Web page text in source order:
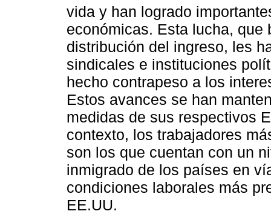
vida y han logrado
económicas. Esta lucha, que
distribución del ingreso, les
sindicales e instituciones
hecho contrapeso a los
Estos avances se han
medidas de sus respectivos
contexto, los trabajadores
son los que cuentan con un
inmigrado de los países en
condiciones laborales más
EE.UU.